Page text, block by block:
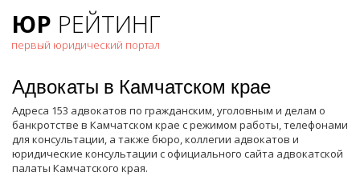
ЮР РЕЙТИНГ
первый юридический портал
Адвокаты в Камчатском крае
Адреса 153 адвокатов по гражданским, уголовным и делам о
банкротстве в Камчатском крае с режимом работы, телефонами
для консультации, а также бюро, коллегии адвокатов и
юридические консультации с официального сайта адвокатской
палаты Камчатского края.